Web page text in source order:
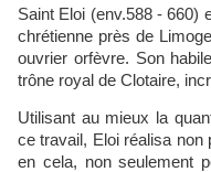
Saint Eloi (env.588 - 660)
chrétienne près de
ouvrier orfèvre. Son
trône royal de Clotaire,
Utilisant au mieux la
ce travail, Eloi réalisa non
en cela, non seulement